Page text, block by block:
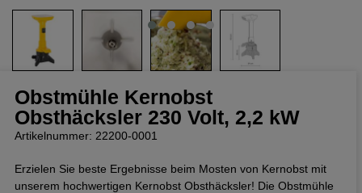
Obstmühle Kernobst
Obsthäcksler 230 Volt, 2,2 kW
Artikelnummer: 22200-0001
Erzielen Sie beste Ergebnisse beim Mosten von Kernobst mit
unserem hochwertigen Kernobst Obsthäcksler! Die Obstmühle